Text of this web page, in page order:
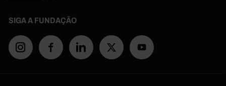
SIGA A FUNDAÇÃO